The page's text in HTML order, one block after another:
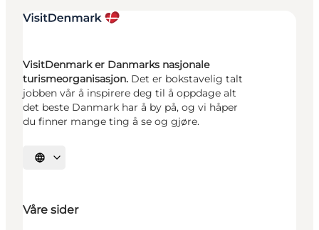
VisitDenmark er Danmarks nasjonale
turismeorganisasjon. Det er bokstavelig talt
jobben vår å inspirere deg til å oppdage alt
det beste Danmark har å by på, og vi håper
du finner mange ting å se og gjøre.
Velg språk
Våre sider